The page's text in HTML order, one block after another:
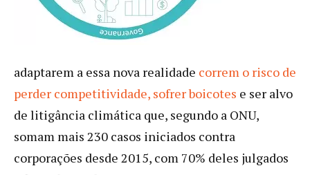
adaptarem a essa nova realidade correm o risco de
perder competitividade, sofrer boicotes e ser alvo
de litigância climática que, segundo a ONU,
somam mais 230 casos iniciados contra
corporações desde 2015, com 70% deles julgados